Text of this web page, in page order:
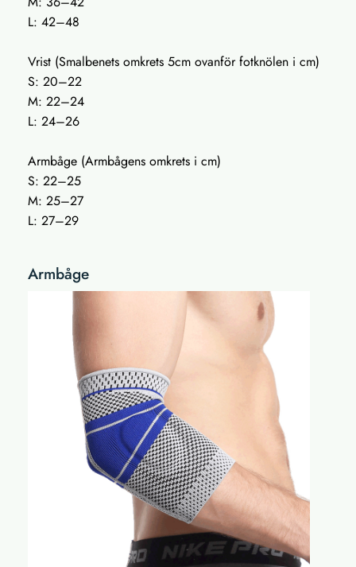
L: 42–48
Vrist (Smalbenets omkrets 5cm ovanför fotknölen i cm)
S: 20–22
M: 22–24
L: 24–26
Armbåge (Armbågens omkrets i cm)
S: 22–25
M: 25–27
L: 27–29
Armbåge